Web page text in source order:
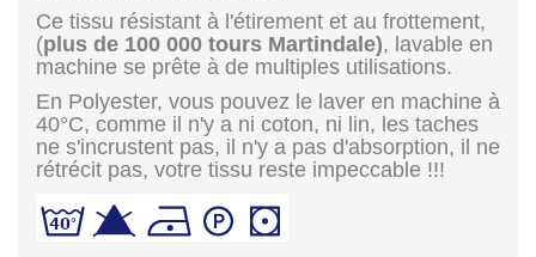
Ce tissu résistant à l'étirement et au frottement,
(plus de 100 000 tours Martindale), lavable en
machine se prête à de multiples utilisations.
En Polyester, vous pouvez le laver en machine à
40°C, comme il n'y a ni coton, ni lin, les taches
ne s'incrustent pas, il n'y a pas d'absorption, il ne
rétrécit pas, votre tissu reste impeccable !!!